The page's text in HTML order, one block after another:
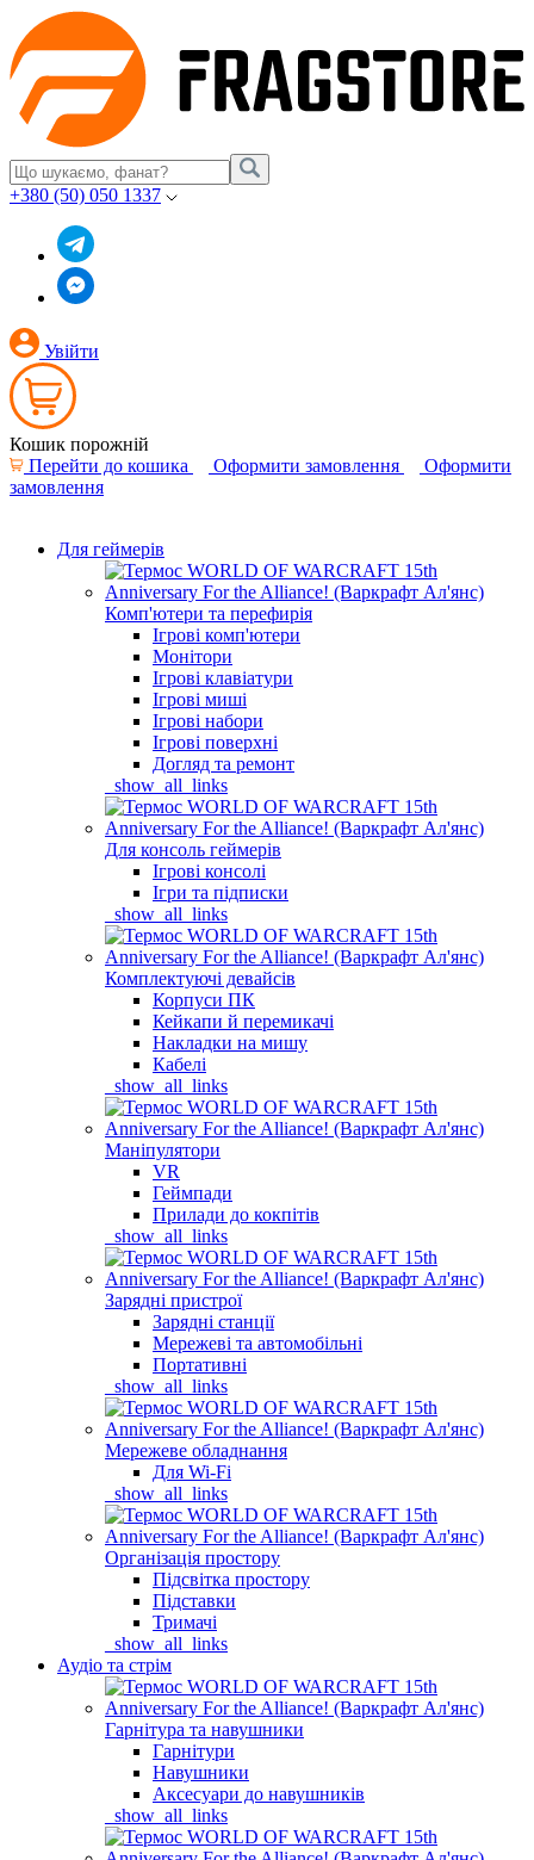
+380 (50) 050 1337
Увійти
Кошик порожній
Перейти до кошика
Оформити замовлення
Оформити
замовлення
Для геймерів
Комп'ютери та перефирія
Ігрові комп'ютери
Монітори
Ігрові клавіатури
Ігрові миші
Ігрові набори
Ігрові поверхні
Догляд та ремонт
_show_all_links
Для консоль геймерів
Ігрові консолі
Ігри та підписки
_show_all_links
Комплектуючі девайсів
Корпуси ПК
Кейкапи й перемикачі
Накладки на мишу
Кабелі
_show_all_links
Маніпулятори
VR
Геймпади
Прилади до кокпітів
_show_all_links
Зарядні пристрої
Зарядні станції
Мережеві та автомобільні
Портативні
_show_all_links
Мережеве обладнання
Для Wi-Fi
_show_all_links
Організація простору
Підсвітка простору
Підставки
Тримачі
_show_all_links
Аудіо та стрім
Гарнітура та навушники
Гарнітури
Навушники
Аксесуари до навушників
_show_all_links